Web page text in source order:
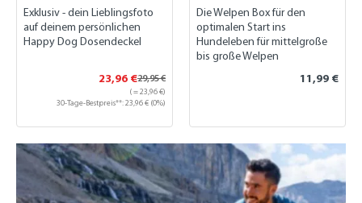
Exklusiv - dein Lieblingsfoto
auf deinem persönlichen
Happy Dog Dosendeckel
23,96 €29,95 €
( = 23,96 €)
30-Tage-Bestpreis**: 23,96 € (0%)
Die Welpen Box für den
optimalen Start ins
Hundeleben für mittelgroße
bis große Welpen
11,99 €